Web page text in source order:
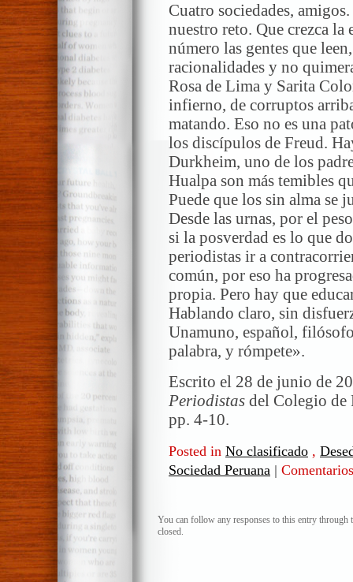
Cuatro sociedades,
nuestro reto. Que crezca la
número las gentes que
racionalidades y no
Rosa de Lima y Sarita
infierno, de corruptos
matando. Eso no es una
los discípulos de Freud.
Durkheim, uno de los
Hualpa son más temibles
Puede que los sin alma se
Desde las urnas, por el
si la posverdad es lo que
periodistas ir a
común, por eso ha
propia. Pero hay que
Hablando claro, sin
Unamuno, español,
palabra, y rómpete».
Escrito el 28 de junio de
Periodistas del Colegio de
pp. 4-10.
Posted in No clasificado ,
Sociedad Peruana |
You can follow any responses to this entry through
closed.